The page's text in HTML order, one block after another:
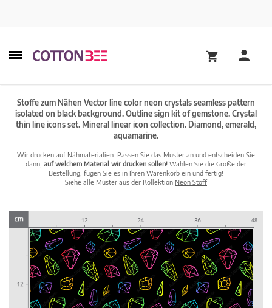
Stoffe zum Nähen Vector line color neon crystals seamless pattern
isolated on black background. Outline sign kit of gemstone. Crystal
thin line icons set. Mineral linear icon collection. Diamond, emerald,
aquamarine.
Wir drucken auf Nähmaterialien. Passen Sie das Muster an und entscheiden Sie
dann, auf welchem Material wir drucken sollen! Wählen Sie die Größe der
Bestellung, fügen Sie es in Ihren Warenkorb ein und fertig!
Siehe alle Muster aus der Kollektion Neon Stoff